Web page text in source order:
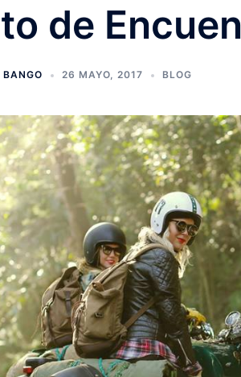
de
BANGO 26 MAYO, 2017 BLOG